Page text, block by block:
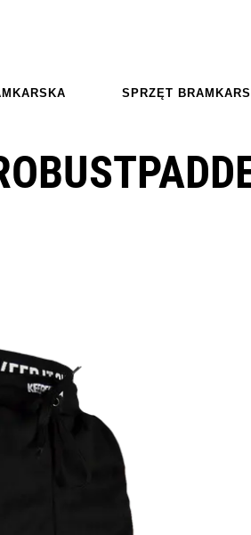
SPRZĘT